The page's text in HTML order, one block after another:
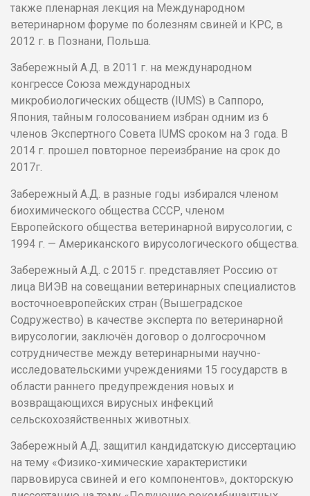
также пленарная лекция на Международном
ветеринарном форуме по болезням свиней и КРС, в
2012 г. в Познани, Польша.
Забережный А.Д. в 2011 г. на международном
конгрессе Союза международных
микробиологических обществ (IUMS) в Саппоро,
Япония, тайным голосованием избран одним из 6
членов Экспертного Совета IUMS сроком на 3 года. В
2014 г. прошел повторное переизбрание на срок до
2017г.
Забережный А.Д. в разные годы избирался членом
биохимического общества СССР, членом
Европейского общества ветеринарной вирусологии, с
1994 г. — Американского вирусологического общества.
Забережный А.Д. с 2015 г. представляет Россию от
лица ВИЭВ на совещании ветеринарных специалистов
восточноевропейских стран (Вышеградское
Содружество) в качестве эксперта по ветеринарной
вирусологии, заключён договор о долгосрочном
сотрудничестве между ветеринарными научно-
исследовательскими учреждениями 15 государств в
области раннего предупреждения новых и
возвращающихся вирусных инфекций
сельскохозяйственных животных.
Забережный А.Д. защитил кандидатскую диссертацию
на тему «Физико-химические характеристики
парвовируса свиней и его компонентов», докторскую